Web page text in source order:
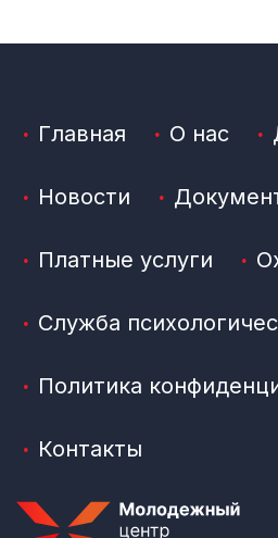
Главная О нас
Новости
Платные услуги
Служба
Политика
Контакты